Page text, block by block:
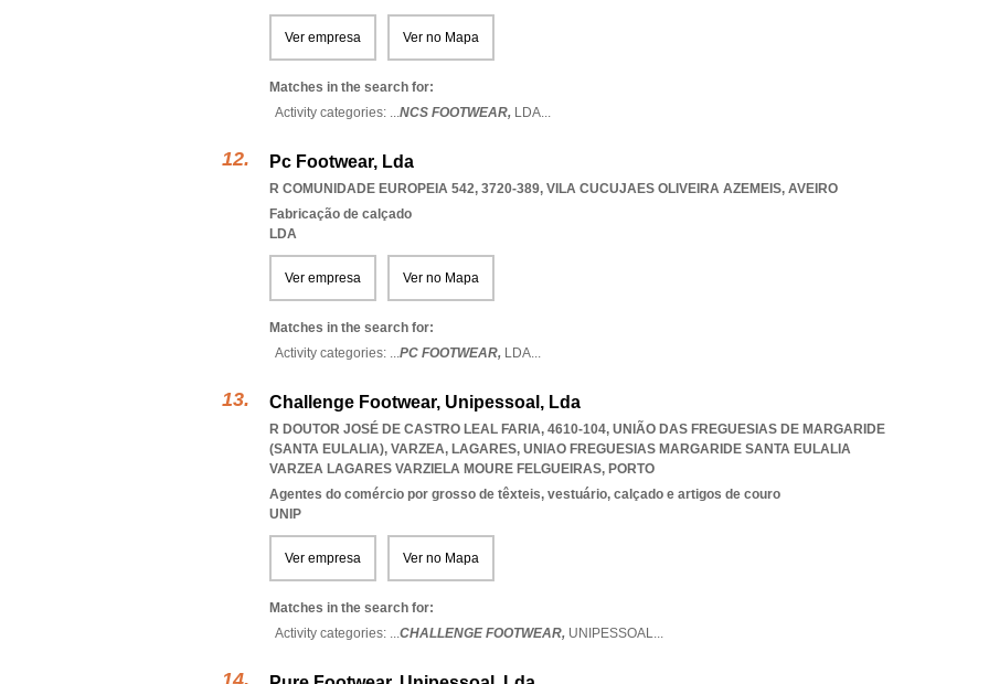
Ver empresa Ver no Mapa
Matches in the search for:
Activity categories: ...NCS FOOTWEAR, LDA...
Pc Footwear, Lda
R COMUNIDADE EUROPEIA 542, 3720-389, VILA CUCUJAES OLIVEIRA AZEMEIS, AVEIRO
Fabricação de calçado
LDA
Ver empresa Ver no Mapa
Matches in the search for:
Activity categories: ...PC FOOTWEAR, LDA...
Challenge Footwear, Unipessoal, Lda
R DOUTOR JOSÉ DE CASTRO LEAL FARIA, 4610-104, UNIÃO DAS FREGUESIAS DE MARGARIDE
(SANTA EULALIA), VARZEA, LAGARES, UNIAO FREGUESIAS MARGARIDE SANTA EULALIA
VARZEA LAGARES VARZIELA MOURE FELGUEIRAS, PORTO
Agentes do comércio por grosso de têxteis, vestuário, calçado e artigos de couro
UNIP
Ver empresa Ver no Mapa
Matches in the search for:
Activity categories: ...CHALLENGE FOOTWEAR, UNIPESSOAL...